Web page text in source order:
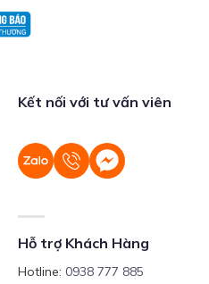
Kết nối với tư vấn viên
Hỗ trợ Khách Hàng
Hotline: 0938 777 885